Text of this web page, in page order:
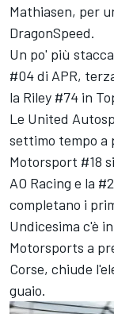
Mathiasen, per
DragonSpeed.
Un po' più
#04 di APR,
la Riley #74 in
Le United
settimo tempo a
Motorsport #18
AO Racing e la
completano i
Undicesima c'è
Motorsports a
Corse, chiude
guaio.